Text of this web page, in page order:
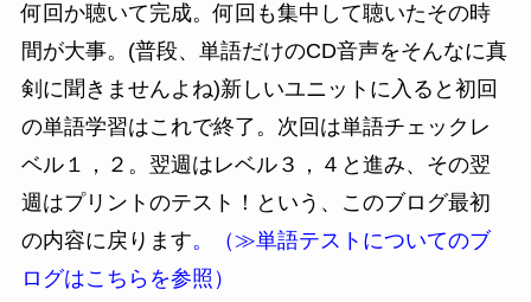
何回か聴いて完成。何回も集中して聴いたその時
間が大事。(普段、単語だけのCD音声をそんなに真
剣に聞きませんよね)新しいユニットに入ると初回
の単語学習はこれで終了。次回は単語チェックレ
ベル１，２。翌週はレベル３，４と進み、その翌
週はプリントのテスト！という、このブログ最初
の内容に戻ります。（≫単語テストについてのブ
ログはこちらを参照）